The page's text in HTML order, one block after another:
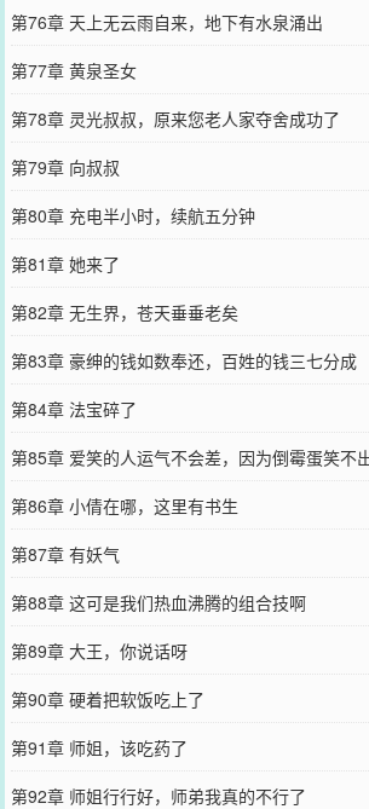
第76章 天上无云雨自来，地下有水泉涌出
第77章 黄泉圣女
第78章 灵光叔叔，原来您老人家夺舍成功了
第79章 向叔叔
第80章 充电半小时，续航五分钟
第81章 她来了
第82章 无生界，苍天垂垂老矣
第83章 豪绅的钱如数奉还，百姓的钱三七分成
第84章 法宝碎了
第85章 爱笑的人运气不会差，因为倒霉蛋笑不
第86章 小倩在哪，这里有书生
第87章 有妖气
第88章 这可是我们热血沸腾的组合技啊
第89章 大王，你说话呀
第90章 硬着把软饭吃上了
第91章 师姐，该吃药了
第92章 师姐行行好，师弟我真的不行了